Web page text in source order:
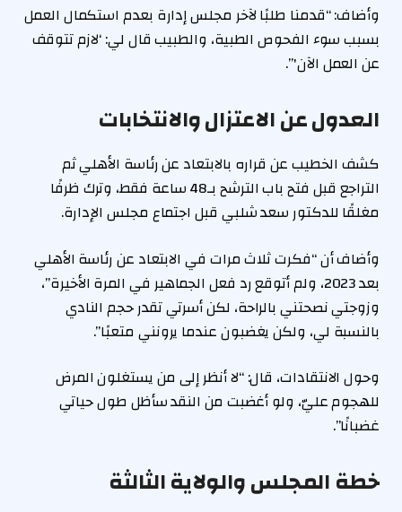
وأضاف: “قدمنا طلبًا لآخر مجلس إدارة بعدم استكمال العمل
بسبب سوء الفحوص الطبية، والطبيب قال لي: ‘لازم تتوقف
عن العمل الآن'”.
العدول عن الاعتزال والانتخابات
كشف الخطيب عن قراره بالابتعاد عن رئاسة الأهلي ثم
التراجع قبل فتح باب الترشح بـ48 ساعة فقط، وترك ظرفًا
مغلقًا للدكتور سعد شلبي قبل اجتماع مجلس الإدارة.
وأضاف أن “فكرت ثلاث مرات في الابتعاد عن رئاسة الأهلي
بعد 2023، ولم أتوقع رد فعل الجماهير في المرة الأخيرة”،
وزوجتي نصحتني بالراحة، لكن أسرتي تقدر حجم النادي
بالنسبة لي، ولكن يغضبون عندما يرونني متعبًا”.
وحول الانتقادات، قال: “لا أنظر إلى من يستغلون المرض
للهجوم عليّ، ولو أغضبت من النقد سأظل طول حياتي
غضبانًا”.
خطة المجلس والولاية الثالثة